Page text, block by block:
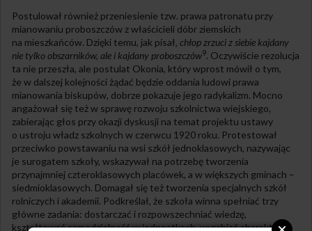
Postulował również przeniesienie tzw. prawa patronatu przy
mianowaniu proboszczów z właścicieli dóbr ziemskich
na mieszkańców. Dzięki temu, jak pisał, chłop zrzuci z siebie kajdany
nie tylko obszarników, ale i kajdany proboszczów9. Oczywiście rezolucja
ta nie przeszła, ale postulat Okonia, który wprost mówił o tym,
że w dalszej kolejności żądać będzie oddania ludowi prawa
mianowania biskupów, dobrze pokazuje jego radykalizm. Mocno
angażował się też w sprawę rozwoju szkolnictwa wiejskiego,
zabierając głos przy okazji dyskusji na temat projektu ustawy
o ustroju władz szkolnych w czerwcu 1920 roku. Protestował
przeciwko powstawaniu na wsi szkół jednoklasowych, nazywając
je surogatem szkoły, wskazywał na potrzebę tworzenia
przynajmniej czteroklasowych placówek, a w większych gminach –
siedmioklasowych. Domagał się też tworzenia specjalnych szkół
rolniczych i akademii. Podkreślał, że szkoła winna spełniać trzy
główne zadania: dostarczać i rozpowszechniać wiedzę,
kształtować samodzielność w jednostkach, wyrabiać charaktery.